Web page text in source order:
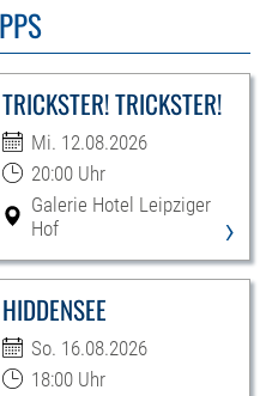
TRICKSTER! TRICKSTER!
Mi. 12.08.2026
20:00 Uhr
Galerie Hotel Leipziger
Hof
›
HIDDENSEE
So. 16.08.2026
18:00 Uhr